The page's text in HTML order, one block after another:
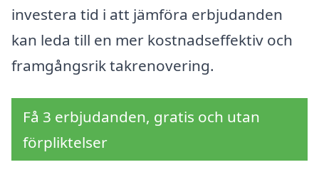
investera tid i att jämföra erbjudanden
kan leda till en mer kostnadseffektiv och
framgångsrik takrenovering.
Få 3 erbjudanden, gratis och utan
förpliktelser